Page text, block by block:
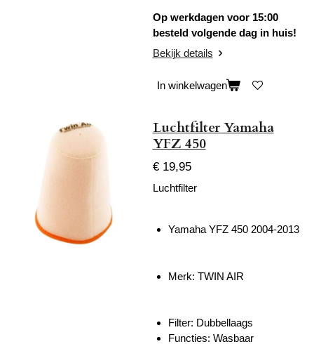
Op werkdagen voor 15:00
besteld volgende dag in huis!
Bekijk details
In winkelwagen
Luchtfilter Yamaha
YFZ 450
€ 19,95
Luchtfilter
Yamaha YFZ 450 2004-2013
Merk: TWIN AIR
Filter: Dubbellaags
Functies: Wasbaar